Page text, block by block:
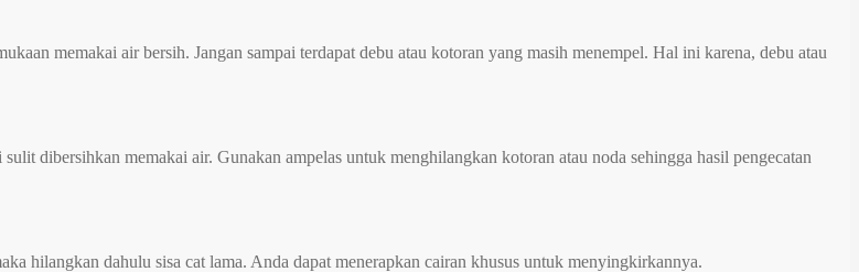
memakai air bersih. Jangan sampai terdapat debu atau kotoran yang masih menempel. Hal ini karena, debu atau
dibersihkan memakai air. Gunakan ampelas untuk menghilangkan kotoran atau noda sehingga hasil pengecatan
hilangkan dahulu sisa cat lama. Anda dapat menerapkan cairan khusus untuk menyingkirkannya.